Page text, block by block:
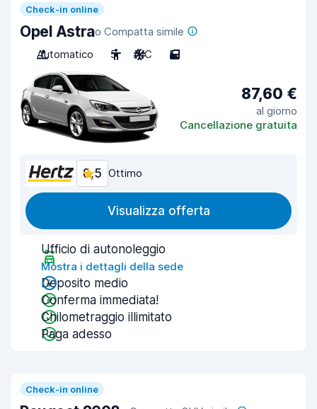
Check-in online
Opel Astrao Compatta simile
Automatico
5 A/C 5
87,60 €
al giorno
Cancellazione gratuita
8,5 Ottimo
Visualizza offerta
Ufficio di autonoleggio
Mostra i dettagli della sede
Deposito medio
Conferma immediata!
Chilometraggio illimitato
Paga adesso
Check-in online